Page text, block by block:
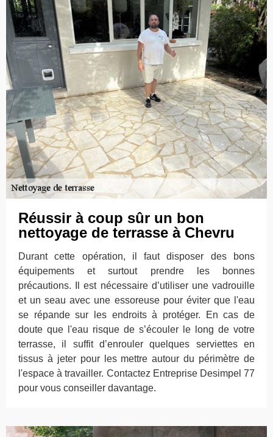
Réussir à coup sûr un bon
nettoyage de terrasse à Chevru
Durant cette opération, il faut disposer des bons
équipements et surtout prendre les bonnes
précautions. Il est nécessaire d’utiliser une vadrouille
et un seau avec une essoreuse pour éviter que l'eau
se répande sur les endroits à protéger. En cas de
doute que l'eau risque de s’écouler le long de votre
terrasse, il suffit d’enrouler quelques serviettes en
tissus à jeter pour les mettre autour du périmètre de
l'espace à travailler. Contactez Entreprise Desimpel 77
pour vous conseiller davantage.